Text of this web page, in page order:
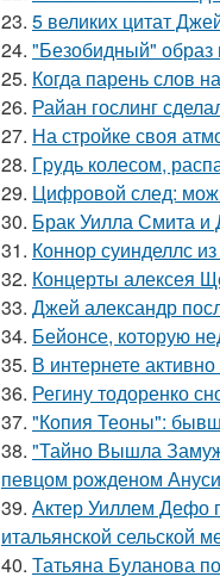
23. 5 великих цитат
24. "Безобидный" образ
25. Когда парень слов
26. Райан гослинг
27. На стройке своя
28. Гpyдь колесом,
29. Цифровой след:
30. Брак Уилла Смита и
31. Коннор суинделлс
32. Концерты алексея
33. Джей александр
34. Бейонсе, которую
35. В интернете
36. Регину тодоренко
37. "Копия Теоны":
38. "Тайно Вышла
певцом рожденом
39. Актер Уиллем Дефо
итальянской сельской
40. Татьяна Буланова